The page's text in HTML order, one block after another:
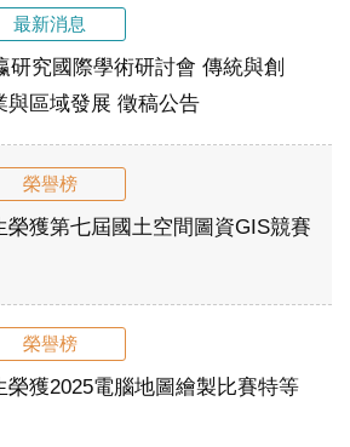
最新消息
研究國際學術研討會 傳統與創
與區域發展 徵稿公告
榮譽榜
榮獲第七屆國土空間圖資GIS競賽
榮譽榜
榮獲2025電腦地圖繪製比賽特等